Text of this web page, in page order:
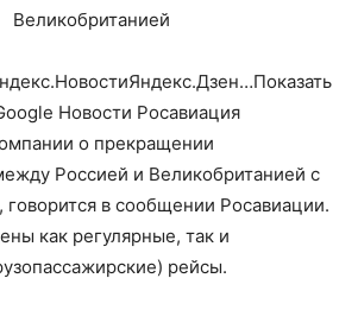
Новости Росавиация
о прекращении
Россией и Великобританией с
говорится в сообщении Росавиации.
как регулярные, так и
рейсы.